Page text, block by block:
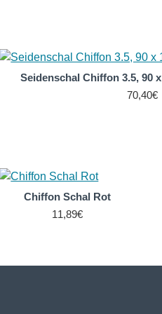
dünnes und
Deshalb weist
und ein luftig leichtes,
Kreationen. Chiffon wird bei
Farbskala angeboten.
Seidenschal Chiffon 3.5, 90
70,40€
Chiffon Schal Rot
11,89€